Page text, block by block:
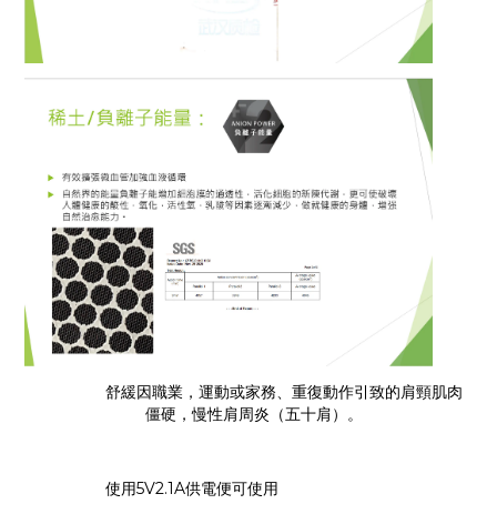
舒緩因職業，運動或家務、重復動作引致的肩頸肌肉
僵硬，慢性肩周炎（五十肩）。
使用5V2.1A供電便可使用